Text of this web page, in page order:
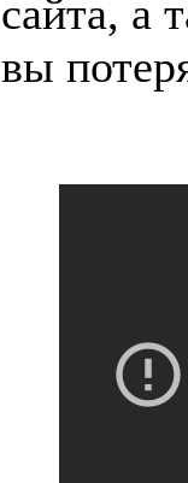
сайта, а
вы